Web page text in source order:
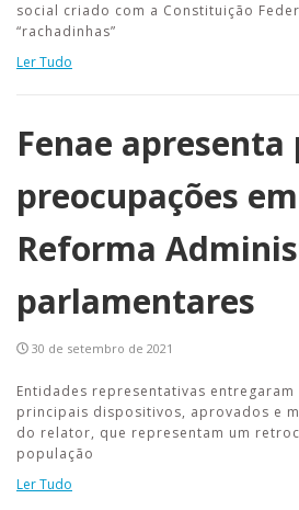
social criado com a Constituição
“rachadinhas”
Ler Tudo
Fenae
preocupações
Reforma
parlamentares
30 de setembro de 2021
Entidades representativas
principais dispositivos, aprovados e
do relator, que representam um
população
Ler Tudo